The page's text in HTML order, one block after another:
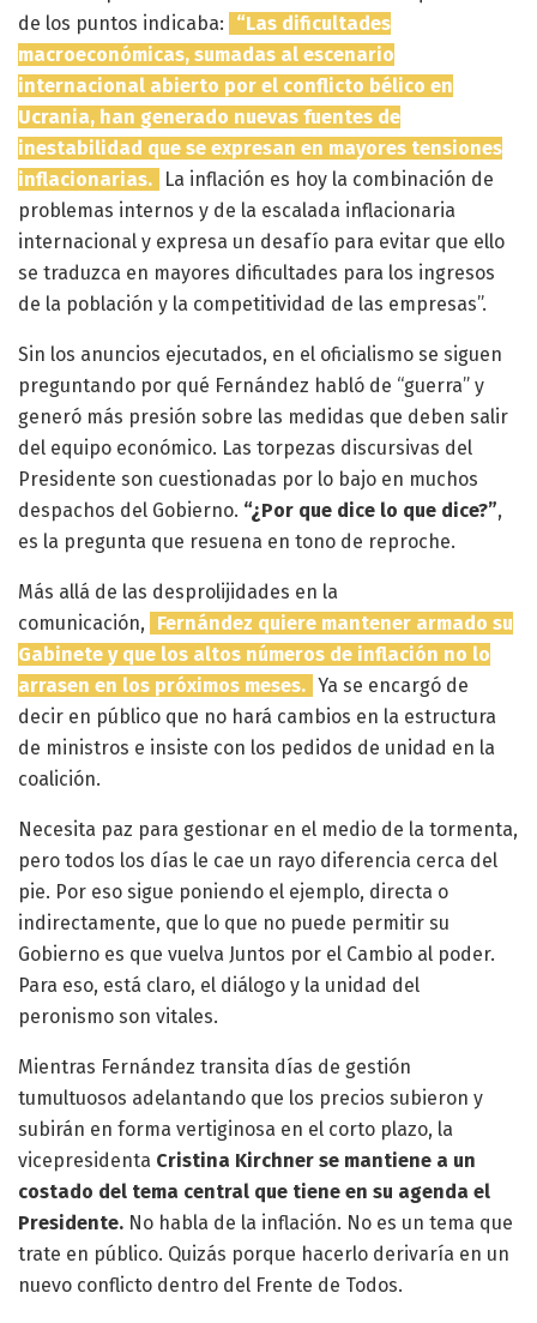
de los puntos indicaba:
“Las dificultades
macroeconómicas, sumadas al escenario
internacional abierto por el conflicto bélico en
Ucrania, han generado nuevas fuentes de
inestabilidad que se expresan en mayores tensiones
inflacionarias.
La inflación es hoy la combinación de
problemas internos y de la escalada inflacionaria
internacional y expresa un desafío para evitar que ello
se traduzca en mayores dificultades para los ingresos
de la población y la competitividad de las empresas”.
Sin los anuncios ejecutados, en el oficialismo se siguen
preguntando por qué Fernández habló de “guerra” y
generó más presión sobre las medidas que deben salir
del equipo económico. Las torpezas discursivas del
Presidente son cuestionadas por lo bajo en muchos
despachos del Gobierno. “¿Por que dice lo que dice?”,
es la pregunta que resuena en tono de reproche.
Más allá de las desprolijidades en la
comunicación,
Fernández quiere mantener armado su
Gabinete y que los altos números de inflación no lo
arrasen en los próximos meses. Ya se encargó de
decir en público que no hará cambios en la estructura
de ministros e insiste con los pedidos de unidad en la
coalición.
Necesita paz para gestionar en el medio de la tormenta,
pero todos los días le cae un rayo diferencia cerca del
pie. Por eso sigue poniendo el ejemplo, directa o
indirectamente, que lo que no puede permitir su
Gobierno es que vuelva Juntos por el Cambio al poder.
Para eso, está claro, el diálogo y la unidad del
peronismo son vitales.
Mientras Fernández transita días de gestión
tumultuosos adelantando que los precios subieron y
subirán en forma vertiginosa en el corto plazo, la
vicepresidenta Cristina Kirchner se mantiene a un
costado del tema central que tiene en su agenda el
Presidente. No habla de la inflación. No es un tema que
trate en público. Quizás porque hacerlo derivaría en un
nuevo conflicto dentro del Frente de Todos.